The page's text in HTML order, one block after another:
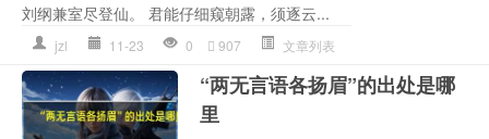
刘纲兼室尽登仙。 君能仔细窥朝露，须逐云...
jzl 11-23 0 907 文章列表
“两无言语各扬眉”的出处是哪
里